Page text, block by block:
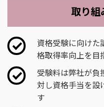
取り組
資格受験に向けた
格取得率向上を目
受験料は弊社が負
対し資格手当を設
す